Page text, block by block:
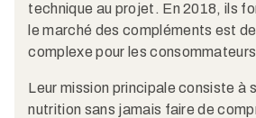
technique au projet. En 2018, ils
le marché des compléments est
complexe pour les
Leur mission principale consiste à
nutrition sans jamais faire de